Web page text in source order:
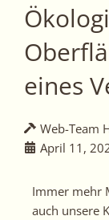
eines
Web-Team
April 11,
Immer mehr
auch unsere